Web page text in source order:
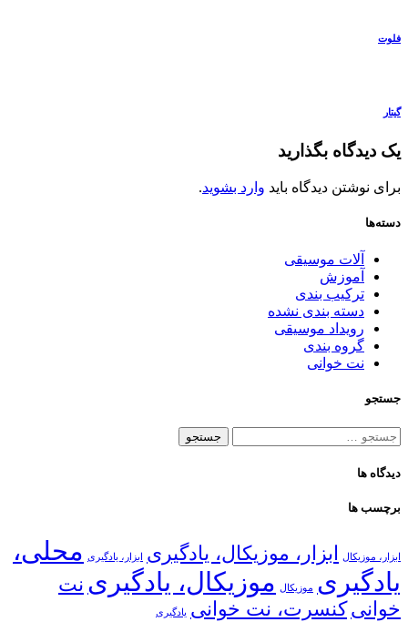
فلوت
گیتار
یک دیدگاه بگذارید
برای نوشتن دیدگاه باید وارد بشوید.
دسته‌ها
آلات موسیقی
آموزش
ترکیب بندی
دسته بندی نشده
رویداد موسیقی
گروه بندی
نت خوانی
جستجو
جستجو
دیدگاه ها
برچسب ها
ابزار، موزیکال ابزار، موزیکال، یادگیری ابزار، یادگیری محلی،
یادگیری موزیکال موزیکال، یادگیری نت
خوانی کنسرت، نت خوانی یادگیری